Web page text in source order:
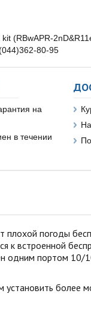
(RBwAPR-
80-95
на
в течении
плохой погоды
к встроенной
одним портом
установить